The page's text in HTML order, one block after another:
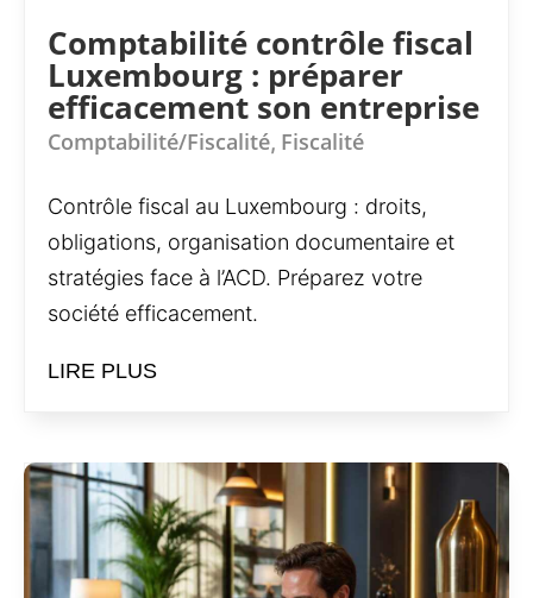
Comptabilité contrôle fiscal
Luxembourg : préparer
efficacement son entreprise
Comptabilité/Fiscalité, Fiscalité
Contrôle fiscal au Luxembourg : droits,
obligations, organisation documentaire et
stratégies face à l’ACD. Préparez votre
société efficacement.
LIRE PLUS